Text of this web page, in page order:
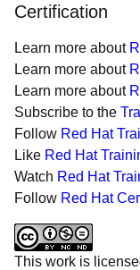
Certification
Learn more about
Learn more about
Learn more about
Subscribe to the
Follow Red Hat
Like Red Hat
Watch Red Hat
Follow Red Hat
This work is